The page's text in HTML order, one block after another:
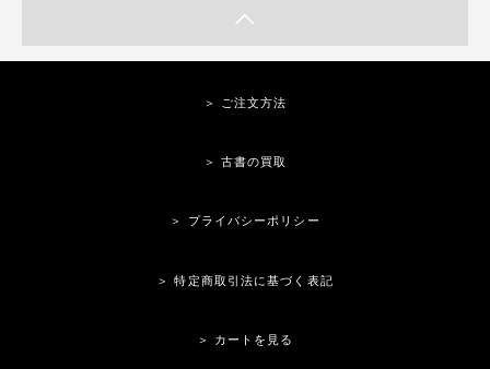
＞ ご注文方法
＞ 古書の買取
＞ プライバシーポリシー
＞ 特定商取引法に基づく表記
＞ カートを見る